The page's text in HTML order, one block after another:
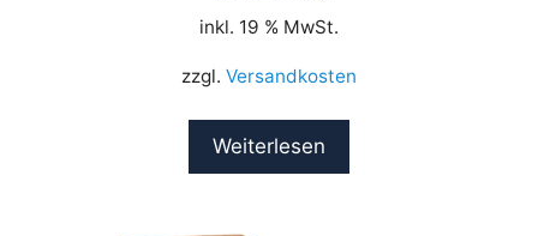
inkl. 19 % MwSt.
zzgl. Versandkosten
Weiterlesen